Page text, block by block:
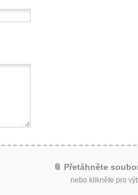
📎 Přetáhněte
nebo klikněte pro